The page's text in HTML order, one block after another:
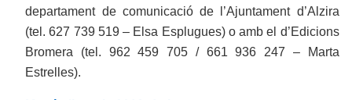
departament de comunicació de l’Ajuntament d’Alzira
(tel. 627 739 519 – Elsa Esplugues) o amb el d’Edicions
Bromera (tel. 962 459 705 / 661 936 247 – Marta
Estrelles).